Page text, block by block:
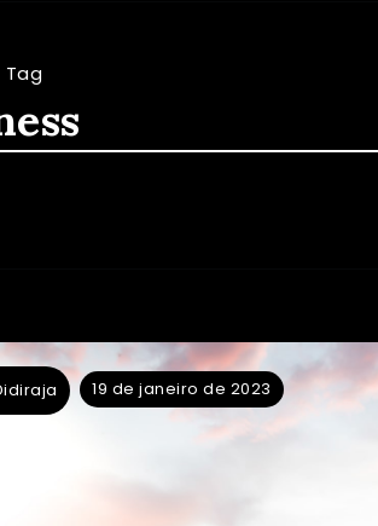
Tag
19 de janeiro de 2023